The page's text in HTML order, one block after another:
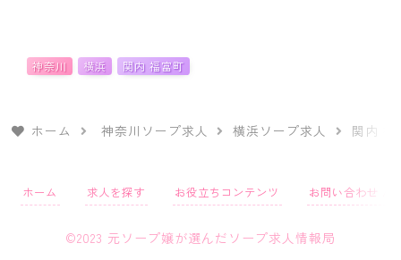
神奈川 横浜 関内 福富町
ホーム 神奈川ソープ求人 横浜ソープ求人 関内 福
ホーム 求人を探す お役立ちコンテンツ お問い合わせ /
©2023 元ソープ嬢が選んだソープ求人情報局